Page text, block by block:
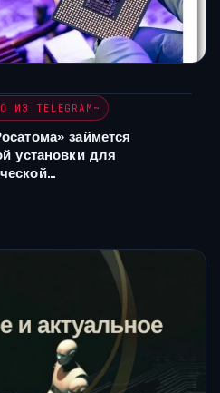
TELEGRAM~
займется
установки для